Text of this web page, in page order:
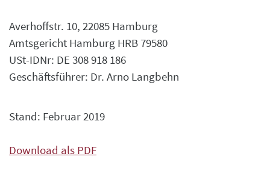
Averhoffstr. 10, 22085 Hamburg
Amtsgericht Hamburg HRB 79580
USt-IDNr: DE 308 918 186
Geschäftsführer: Dr. Arno Langbehn
Stand: Februar 2019
Download als PDF